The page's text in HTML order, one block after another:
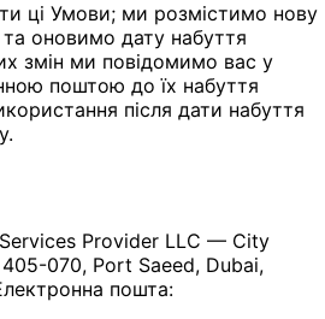
ці Умови; ми розмістимо нову
та оновимо дату набуття
змін ми повідомимо вас у
поштою до їх набуття
після дати набуття
Provider LLC — City
070, Port Saeed, Dubai,
пошта: